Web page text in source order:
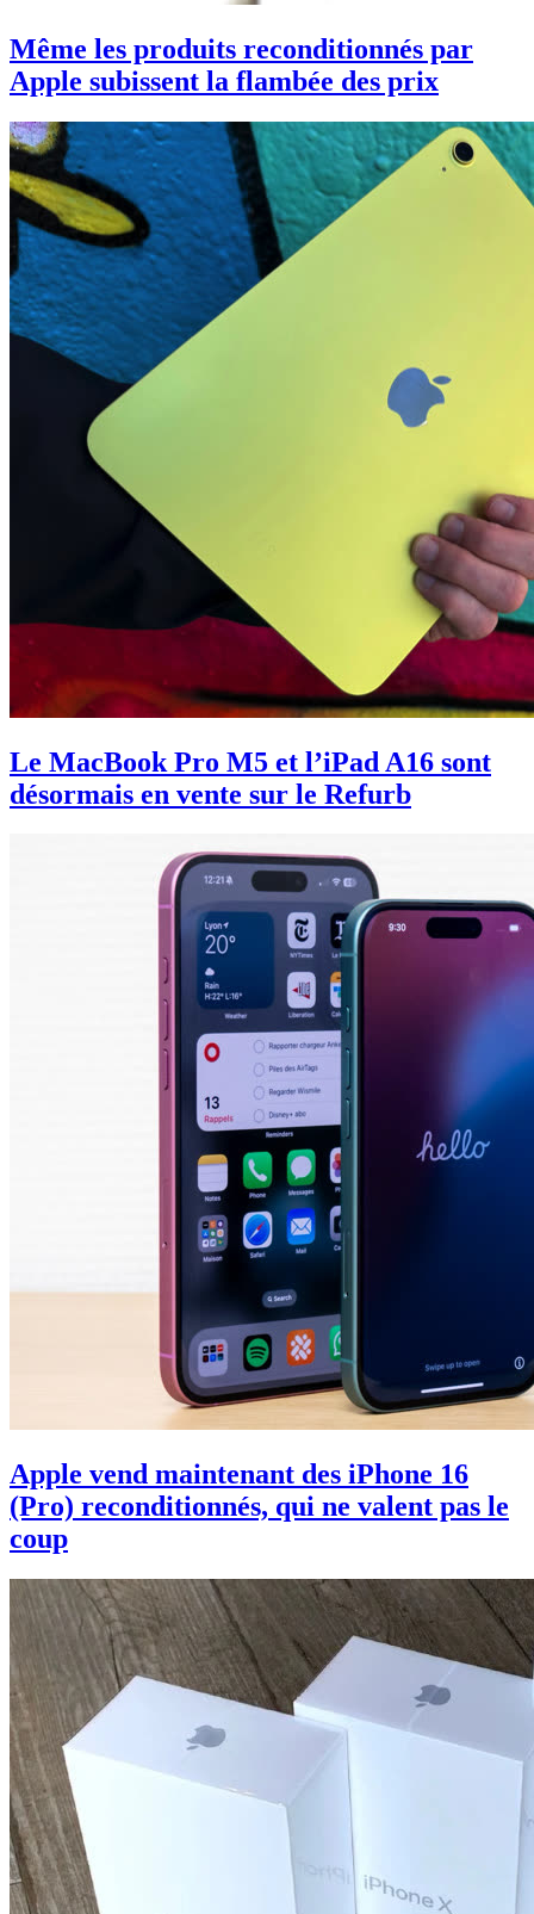
Même les produits reconditionnés par
Apple subissent la flambée des prix
Le MacBook Pro M5 et l’iPad A16 sont
désormais en vente sur le Refurb
Apple vend maintenant des iPhone 16
(Pro) reconditionnés, qui ne valent pas le
coup